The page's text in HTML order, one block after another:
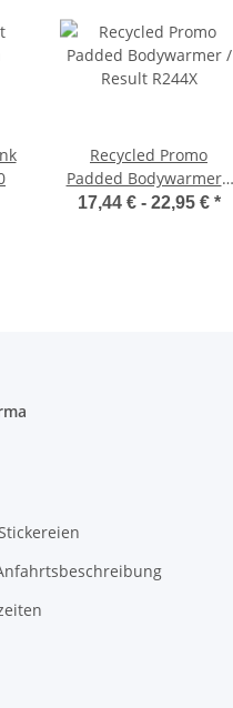
Recycled Promo
Padded Bodywarmer /
Result R244X
17,44 € - 22,95 € *